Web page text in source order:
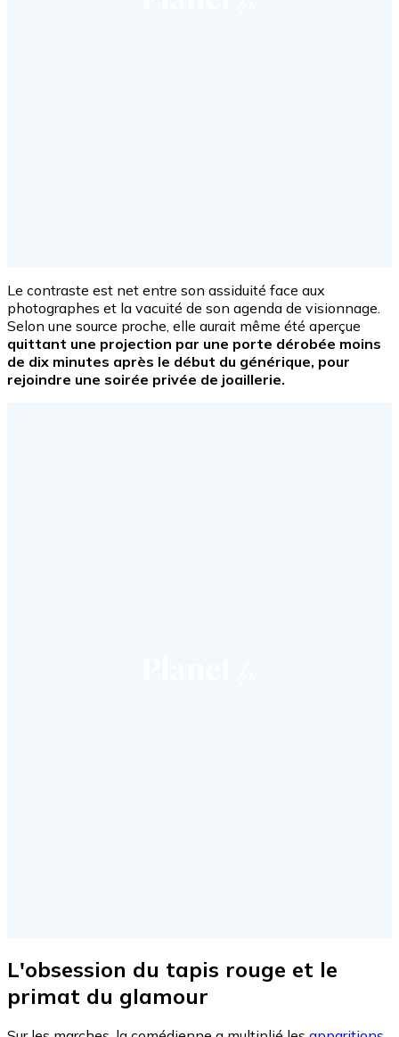
Le contraste est net entre son assiduité face aux
photographes et la vacuité de son agenda de visionnage.
Selon une source proche, elle aurait même été aperçue
quittant une projection par une porte dérobée moins
de dix minutes après le début du générique, pour
rejoindre une soirée privée de joaillerie.
L'obsession du tapis rouge et le
primat du glamour